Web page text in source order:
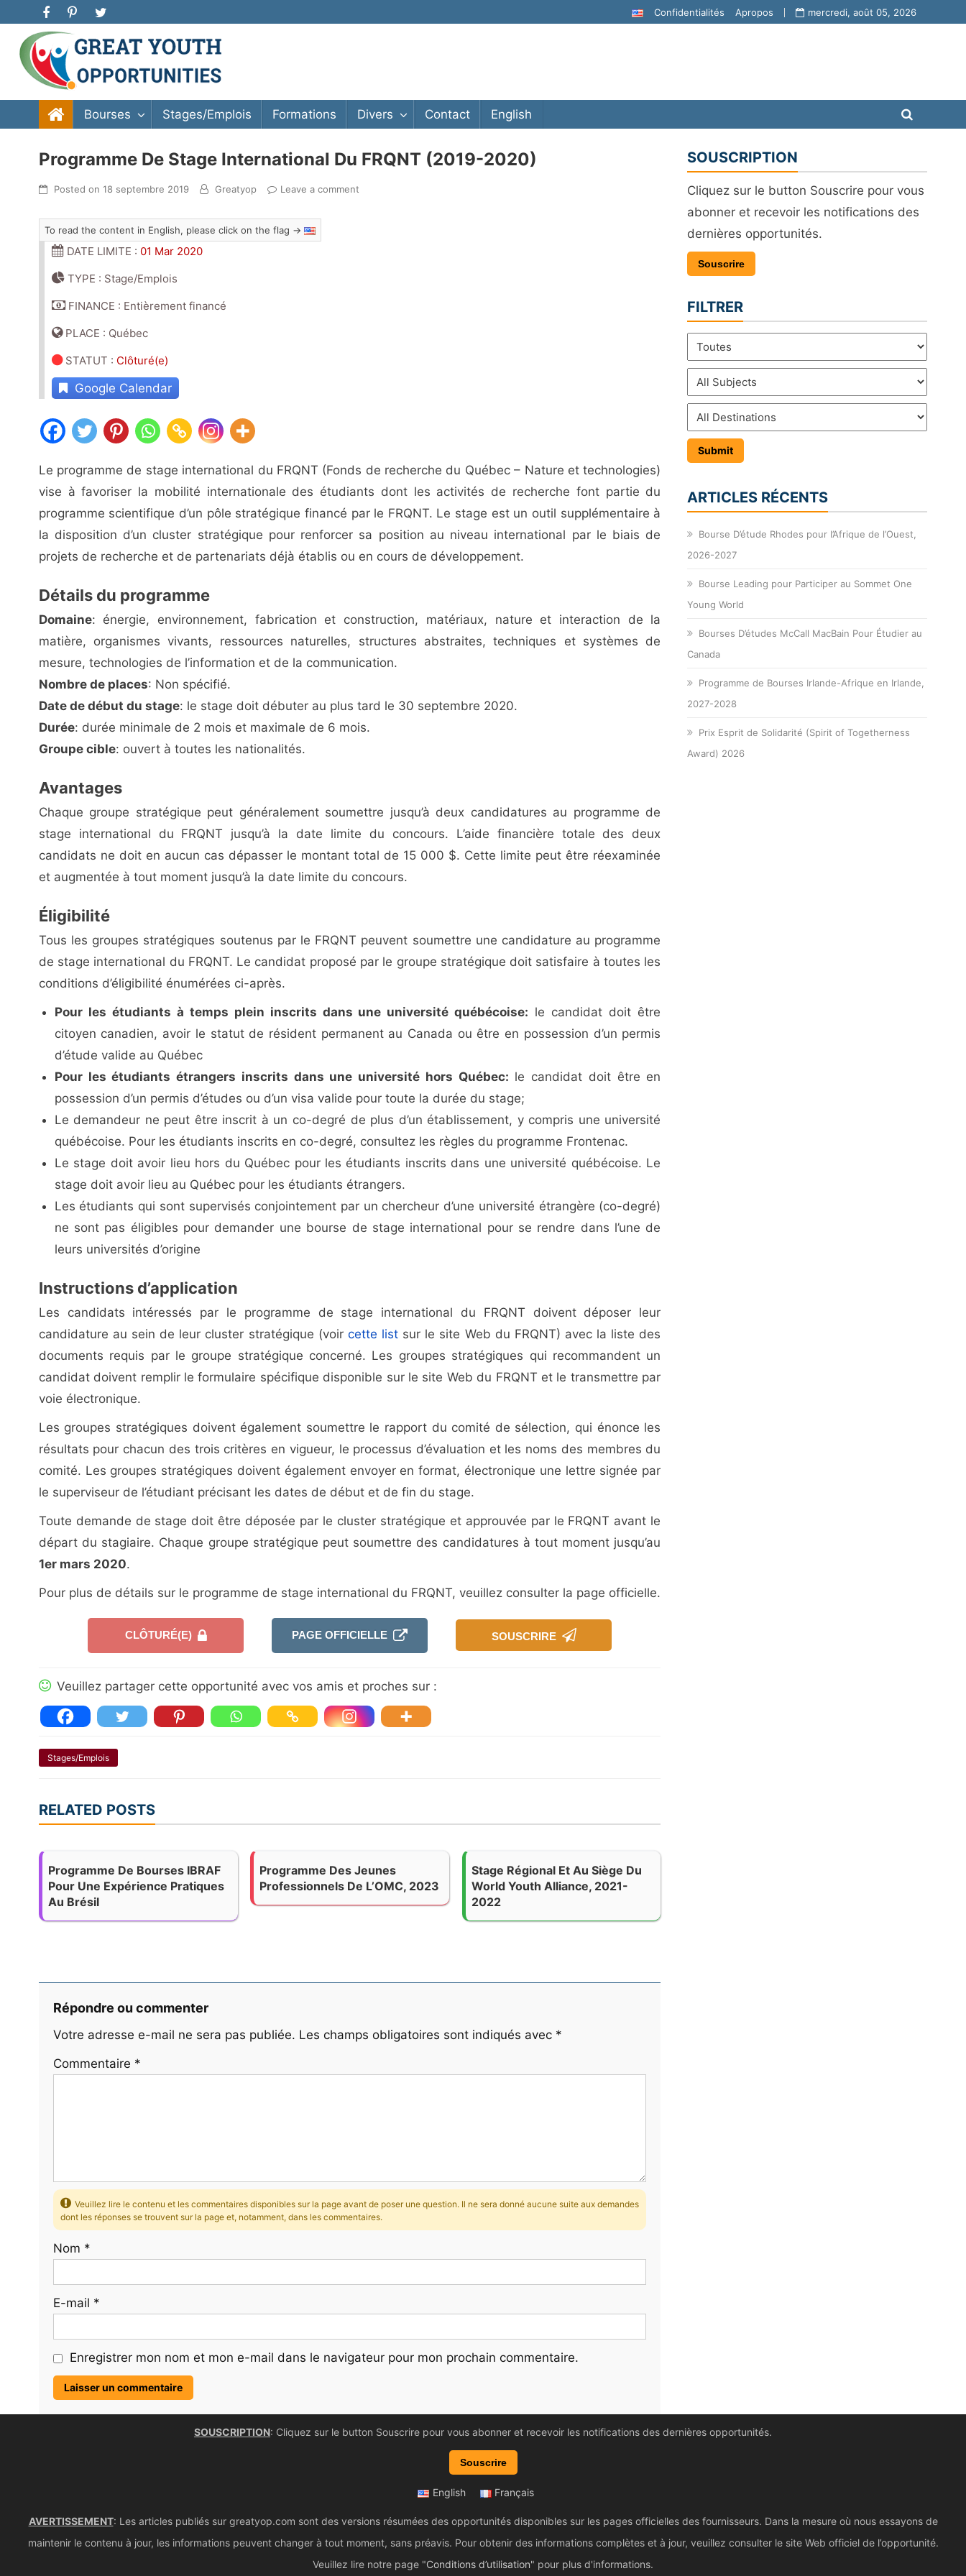
Confidentialités Apropos mercredi, août 05, 2026
Great Youth Opportunities
Bourse d’étude, stage, formation, entrepreneuriat
Bourses
Stages/Emplois Formations Divers Contact English
Programme De Stage International Du FRQNT (2019-2020)
Posted on 18 septembre 2019 Greatyop Leave a comment
To read the content in English, please click on the flag →
DATE LIMITE : 01 Mar 2020
TYPE : Stage/Emplois
FINANCE : Entièrement financé
PLACE : Québec
STATUT : Clôturé(e)
Google Calendar
Le programme de stage international du FRQNT (Fonds de recherche du Québec – Nature et technologies)
vise à favoriser la mobilité internationale des étudiants dont les activités de recherche font partie du
programme scientifique d’un pôle stratégique financé par le FRQNT. Le stage est un outil supplémentaire à
la disposition d’un cluster stratégique pour renforcer sa position au niveau international par le biais de
projets de recherche et de partenariats déjà établis ou en cours de développement.
Détails du programme
Domaine: énergie, environnement, fabrication et construction, matériaux, nature et interaction de la
matière, organismes vivants, ressources naturelles, structures abstraites, techniques et systèmes de
mesure, technologies de l’information et de la communication.
Nombre de places: Non spécifié.
Date de début du stage: le stage doit débuter au plus tard le 30 septembre 2020.
Durée: durée minimale de 2 mois et maximale de 6 mois.
Groupe cible: ouvert à toutes les nationalités.
Avantages
Chaque groupe stratégique peut généralement soumettre jusqu’à deux candidatures au programme de
stage international du FRQNT jusqu’à la date limite du concours. L’aide financière totale des deux
candidats ne doit en aucun cas dépasser le montant total de 15 000 $. Cette limite peut être réexaminée
et augmentée à tout moment jusqu’à la date limite du concours.
Éligibilité
Tous les groupes stratégiques soutenus par le FRQNT peuvent soumettre une candidature au programme
de stage international du FRQNT. Le candidat proposé par le groupe stratégique doit satisfaire à toutes les
conditions d’éligibilité énumérées ci-après.
Pour les étudiants à temps plein inscrits dans une université québécoise: le candidat doit être
citoyen canadien, avoir le statut de résident permanent au Canada ou être en possession d’un permis
d’étude valide au Québec
Pour les étudiants étrangers inscrits dans une université hors Québec: le candidat doit être en
possession d’un permis d’études ou d’un visa valide pour toute la durée du stage;
Le demandeur ne peut être inscrit à un co-degré de plus d’un établissement, y compris une université
québécoise. Pour les étudiants inscrits en co-degré, consultez les règles du programme Frontenac.
Le stage doit avoir lieu hors du Québec pour les étudiants inscrits dans une université québécoise. Le
stage doit avoir lieu au Québec pour les étudiants étrangers.
Les étudiants qui sont supervisés conjointement par un chercheur d’une université étrangère (co-degré)
ne sont pas éligibles pour demander une bourse de stage international pour se rendre dans l’une de
leurs universités d’origine
Instructions d’application
Les candidats intéressés par le programme de stage international du FRQNT doivent déposer leur
candidature au sein de leur cluster stratégique (voir cette listsur le site Web du FRQNT) avec la liste des
documents requis par le groupe stratégique concerné. Les groupes stratégiques qui recommandent un
candidat doivent remplir le formulaire spécifique disponible sur le site Web du FRQNT et le transmettre par
voie électronique.
Les groupes stratégiques doivent également soumettre le rapport du comité de sélection, qui énonce les
résultats pour chacun des trois critères en vigueur, le processus d’évaluation et les noms des membres du
comité. Les groupes stratégiques doivent également envoyer en format, électronique une lettre signée par
le superviseur de l’étudiant précisant les dates de début et de fin du stage.
Toute demande de stage doit être déposée par le cluster stratégique et approuvée par le FRQNT avant le
départ du stagiaire. Chaque groupe stratégique peut soumettre des candidatures à tout moment jusqu’au
1er mars 2020.
Pour plus de détails sur le programme de stage international du FRQNT, veuillez consulter la page officielle.
CLÔTURÉ(E) PAGE OFFICIELLE SOUSCRIRE
Veuillez partager cette opportunité avec vos amis et proches sur :
Stages/Emplois
RELATED POSTS
Programme De Bourses IBRAF
Pour Une Expérience Pratiques
Au Brésil
Programme Des Jeunes
Professionnels De L’OMC, 2023
Stage Régional Et Au Siège Du
World Youth Alliance, 2021-
2022
Répondre ou commenter
Votre adresse e-mail ne sera pas publiée. Les champs obligatoires sont indiqués avec *
Commentaire *
Veuillez lire le contenu et les commentaires disponibles sur la page avant de poser une question. Il ne sera donné aucune suite aux demandes
dont les réponses se trouvent sur la page et, notamment, dans les commentaires.
Nom *
E-mail *
Enregistrer mon nom et mon e-mail dans le navigateur pour mon prochain commentaire.
SOUSCRIPTION
Cliquez sur le button Souscrire pour vous
abonner et recevoir les notifications des
dernières opportunités.
Souscrire
FILTRER
ARTICLES RÉCENTS
Bourse D’étude Rhodes pour l’Afrique de l’Ouest,
2026-2027
Bourse Leading pour Participer au Sommet One
Young World
Bourses D’études McCall MacBain Pour Étudier au
Canada
Programme de Bourses Irlande-Afrique en Irlande,
2027-2028
Prix Esprit de Solidarité (Spirit of Togetherness
Award) 2026
SOUSCRIPTION: Cliquez sur le button Souscrire pour vous abonner et recevoir les notifications des dernières opportunités.
Souscrire
English Français
AVERTISSEMENT: Les articles publiés sur greatyop.com sont des versions résumées des opportunités disponibles sur les pages officielles des fournisseurs. Dans la mesure où nous essayons de
maintenir le contenu à jour, les informations peuvent changer à tout moment, sans préavis. Pour obtenir des informations complètes et à jour, veuillez consulter le site Web officiel de l’opportunité.
Veuillez lire notre page "Conditions d’utilisation" pour plus d'informations.